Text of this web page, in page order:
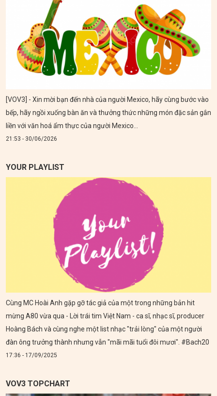
[VOV3] - Xin mời bạn đến nhà của người Mexico, hãy cùng bước vào
bếp, hãy ngồi xuống bàn ăn và thưởng thức những món đặc sản gắn
liền với văn hoá ẩm thực của người Mexico...
21:53 - 30/06/2026
YOUR PLAYLIST
Cùng MC Hoài Anh gặp gỡ tác giả của một trong những bản hit
mừng A80 vừa qua - Lời trái tim Việt Nam - ca sĩ, nhạc sĩ, producer
Hoàng Bách và cùng nghe một list nhạc "trải lòng" của một người
đàn ông trưởng thành nhưng vẫn "mãi mãi tuổi đôi mươi". #Bach20
17:36 - 17/09/2025
VOV3 TOPCHART